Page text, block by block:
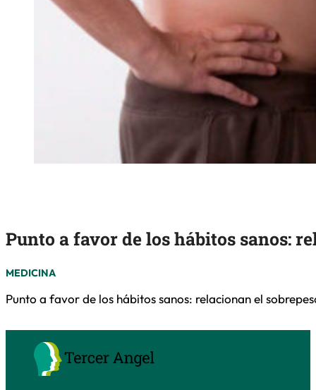
Punto a favor de los hábitos sanos:
MEDICINA
Punto a favor de los hábitos sanos: relacionan el